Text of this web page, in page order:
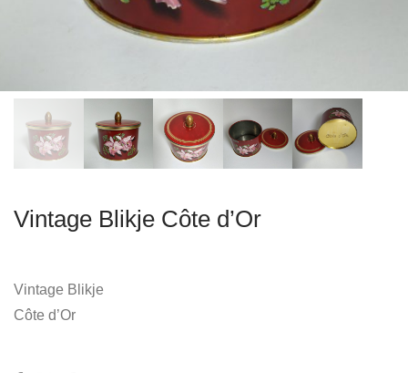
Vintage Blikje Côte d’Or
Vintage Blikje
Côte d’Or